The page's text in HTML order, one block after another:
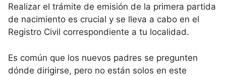
Realizar el trámite de emisión de la primera partida
de nacimiento es crucial y se lleva a cabo en el
Registro Civil correspondiente a tu localidad.
Es común que los nuevos padres se pregunten
dónde dirigirse, pero no están solos en este